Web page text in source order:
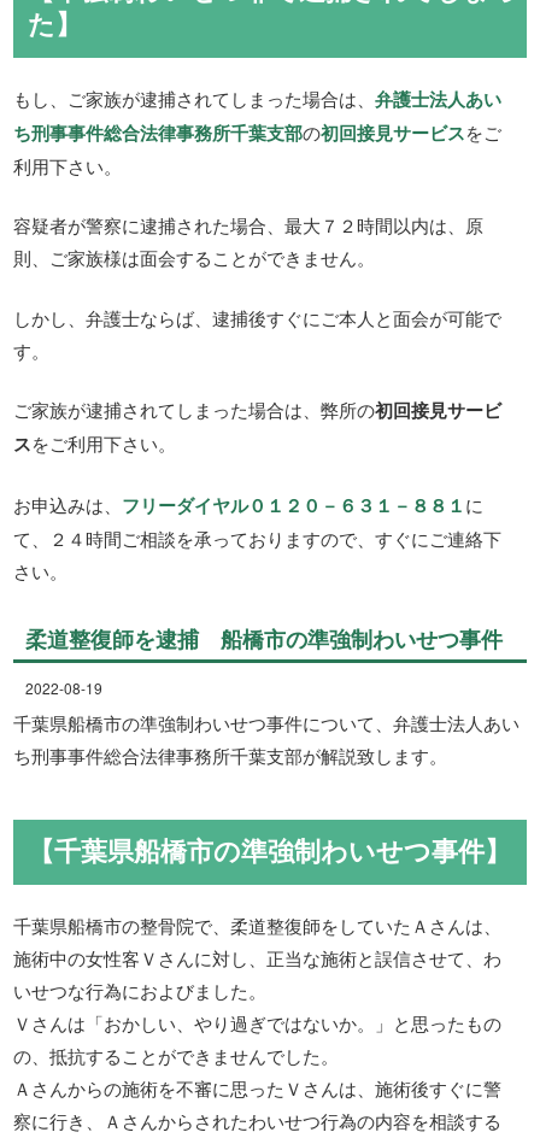
た】
もし、ご家族が逮捕されてしまった場合は、弁護士法人あい
ち刑事事件総合法律事務所千葉支部の初回接見サービスをご
利用下さい。
容疑者が警察に逮捕された場合、最大７２時間以内は、原
則、ご家族様は面会することができません。
しかし、弁護士ならば、逮捕後すぐにご本人と面会が可能で
す。
ご家族が逮捕されてしまった場合は、弊所の初回接見サービ
スをご利用下さい。
お申込みは、 フリーダイヤル０１２０－６３１－８８１に
て、２４時間ご相談を承っておりますので、すぐにご連絡下
さい。
柔道整復師を逮捕 船橋市の準強制わいせつ事件
2022-08-19
千葉県船橋市の準強制わいせつ事件について、弁護士法人あい
ち刑事事件総合法律事務所千葉支部が解説致します。
【千葉県船橋市の準強制わいせつ事件】
千葉県船橋市の整骨院で、柔道整復師をしていたＡさんは、
施術中の女性客Ｖさんに対し、正当な施術と誤信させて、わ
いせつな行為におよびました。
Ｖさんは「おかしい、やり過ぎではないか。」と思ったもの
の、抵抗することができませんでした。
Ａさんからの施術を不審に思ったＶさんは、施術後すぐに警
察に行き、Ａさんからされたわいせつ行為の内容を相談する